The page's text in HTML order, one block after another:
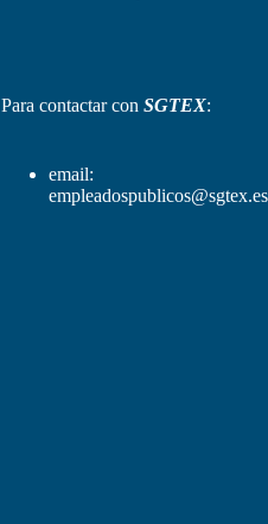
Para contactar con SGTEX:
email:
empleadospublicos@sgtex.es